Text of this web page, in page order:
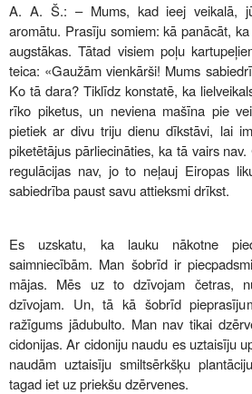
A. A. Š.: – Mums, kad ieej veikalā,
aromātu. Prasīju somiem: kā panācāt,
augstākas. Tātad visiem poļu
teica: «Gaužām vienkārši! Mums
Ko tā dara? Tiklīdz konstatē, ka
rīko piketus, un neviena mašīna pie
pietiek ar divu triju dienu dīkstāvi, lai
piketētājus pārliecināties, ka tā vairs
regulācijas nav, jo to neļauj Eiropas
sabiedrība paust savu attieksmi drīkst.
Es uzskatu, ka lauku nākotne
saimniecībām. Man šobrīd ir
mājas. Mēs uz to dzīvojam četras,
dzīvojam. Un, tā kā šobrīd
ražīgums jādubulto. Man nav tikai
cidonijas. Ar cidoniju naudu es uztaisīju
naudām uztaisīju smiltsērkšķu
tagad iet uz priekšu dzērvenes.